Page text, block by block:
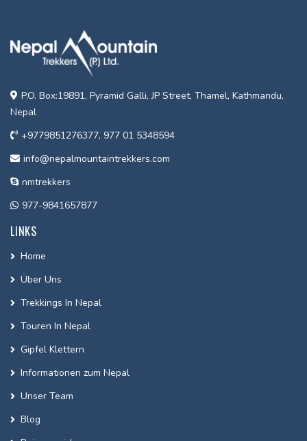
P.O. Box:19891, Pyramid Galli, JP Street, Thamel, Kathmandu,
Nepal
+9779851276377, 977 01 5348594
info@nepalmountaintrekkers.com
nmtrekkers
977-9841657877
LINKS
Home
Über Uns
Trekkings In Nepal
Touren In Nepal
Gipfel Klettern
Informationen zum Nepal
Unser Team
Blog